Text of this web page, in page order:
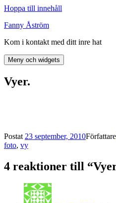
Hoppa till innehåll
Fanny Åström
Kom i kontakt med ditt inre hat
Meny och widgets
Vyer.
Postat 23 september, 2010Författare
foto, vy
4 reaktioner till